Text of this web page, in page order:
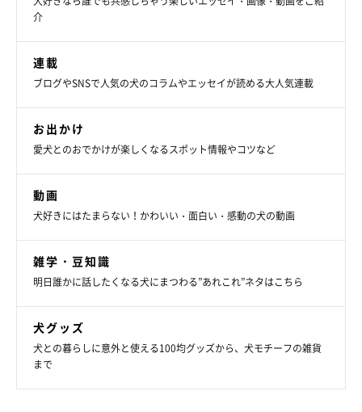
介
連載
ブログやSNSで人気の犬のコラムやエッセイが読める大人気連載
お出かけ
愛犬とのおでかけが楽しくなるスポット情報やコツなど
動画
犬好きにはたまらない！かわいい・面白い・感動の犬の動画
雑学・豆知識
明日誰かに話したくなる犬にまつわる”あれこれ”ネタはこちら
犬グッズ
犬との暮らしに意外と使える100均グッズから、犬モチーフの雑貨
まで